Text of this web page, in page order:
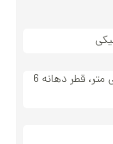
ارتفاع 12 سانتی متر، قطر دهانه 6